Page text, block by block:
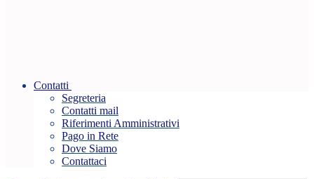
Contatti
Segreteria
Contatti mail
Riferimenti Amministrativi
Pago in Rete
Dove Siamo
Contattaci